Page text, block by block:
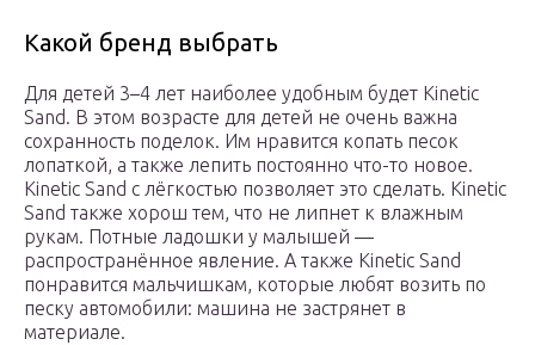
Какой бренд выбрать
Для детей 3–4 лет наиболее удобным будет Kinetic
Sand. В этом возрасте для детей не очень важна
сохранность поделок. Им нравится копать песок
лопаткой, а также лепить постоянно что-то новое.
Kinetic Sand с лёгкостью позволяет это сделать. Kinetic
Sand также хорош тем, что не липнет к влажным
рукам. Потные ладошки у малышей —
распространённое явление. А также Kinetic Sand
понравится мальчишкам, которые любят возить по
песку автомобили: машина не застрянет в
материале.